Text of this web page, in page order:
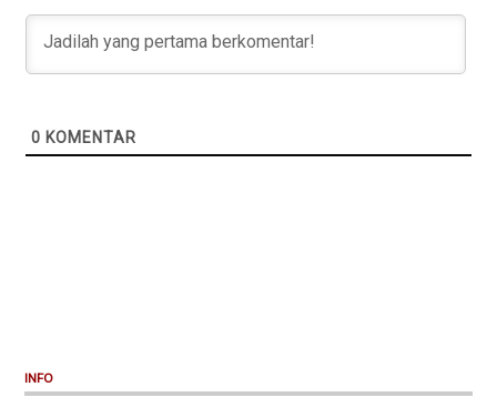
0 KOMENTAR
INFO